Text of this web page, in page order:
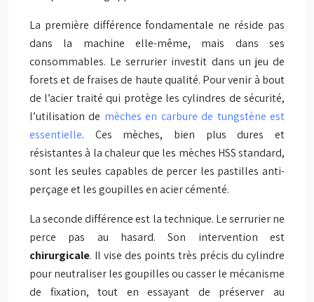
La première différence fondamentale ne réside pas
dans la machine elle-même, mais dans ses
consommables. Le serrurier investit dans un jeu de
forets et de fraises de haute qualité. Pour venir à bout
de l’acier traité qui protège les cylindres de sécurité,
l’utilisation de mèches en carbure de tungstène est
essentielle. Ces mèches, bien plus dures et
résistantes à la chaleur que les mèches HSS standard,
sont les seules capables de percer les pastilles anti-
perçage et les goupilles en acier cémenté.
La seconde différence est la technique. Le serrurier ne
perce pas au hasard. Son intervention est
chirurgicale. Il vise des points très précis du cylindre
pour neutraliser les goupilles ou casser le mécanisme
de fixation, tout en essayant de préserver au